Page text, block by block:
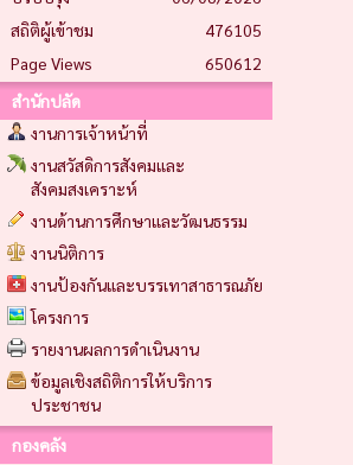
สถิติผู้เข้าชม
476105
Page Views
650612
สำนักปลัด
งานการเจ้าหน้าที่
งานสวัสดิการสังคมและ
สังคมสงเคราะห์
งานด้านการศึกษาและวัฒนธรรม
งานนิติการ
งานป้องกันและบรรเทาสาธารณภัย
โครงการ
รายงานผลการดำเนินงาน
ข้อมูลเชิงสถิติการให้บริการ
ประชาชน
กองคลัง